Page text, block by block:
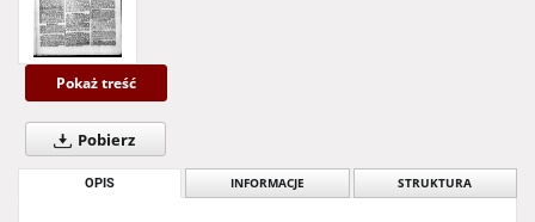
Pokaż treść
Pobierz
OPIS INFORMACJE STRUKTURA